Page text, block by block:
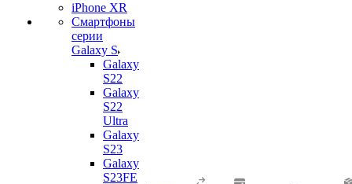
iPhone XR
Смартфоны
серии
Galaxy S
Galaxy
S22
Galaxy
S22
Ultra
Galaxy
S23
Galaxy
S23FE